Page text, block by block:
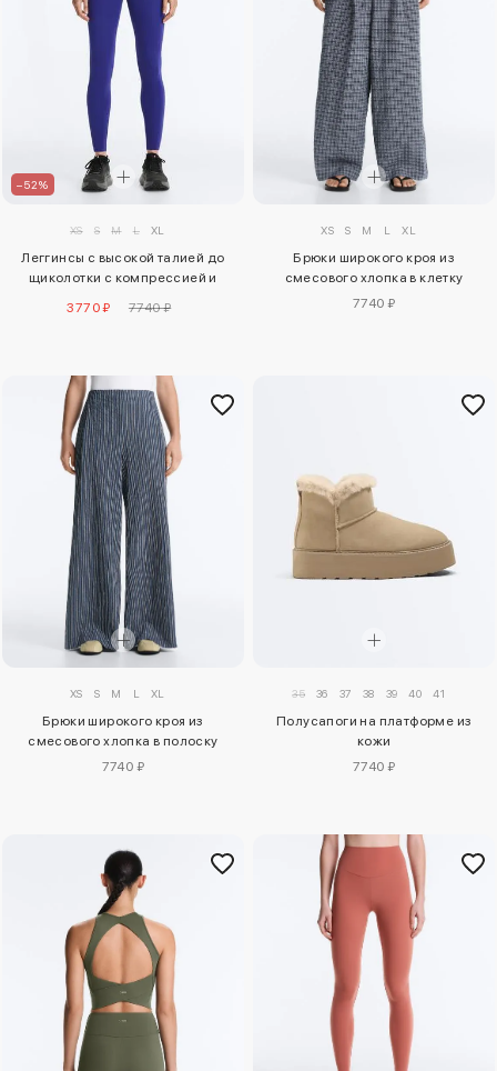
–52%
XS S M L XL
Леггинсы с высокой талией до
щиколотки с компрессией и
3770 ₽ 7740 ₽
XS S M L XL
Брюки широкого кроя из
смесового хлопка в клетку
7740 ₽
XS S M L XL
Брюки широкого кроя из
смесового хлопка в полоску
7740 ₽
35 36 37 38 39 40 41
Полусапоги на платформе из
кожи
7740 ₽